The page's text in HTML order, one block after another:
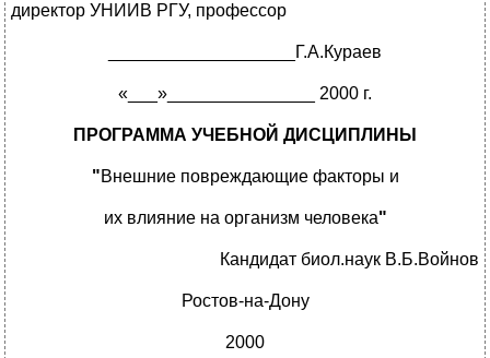
директор УНИИВ РГУ, профессор
___________________Г.А.Кураев
«___»_______________ 2000 г.
ПРОГРАММА УЧЕБНОЙ ДИСЦИПЛИНЫ
"Внешние повреждающие факторы и
их влияние на организм человека"
Кандидат биол.наук В.Б.Войнов
Ростов-на-Дону
2000